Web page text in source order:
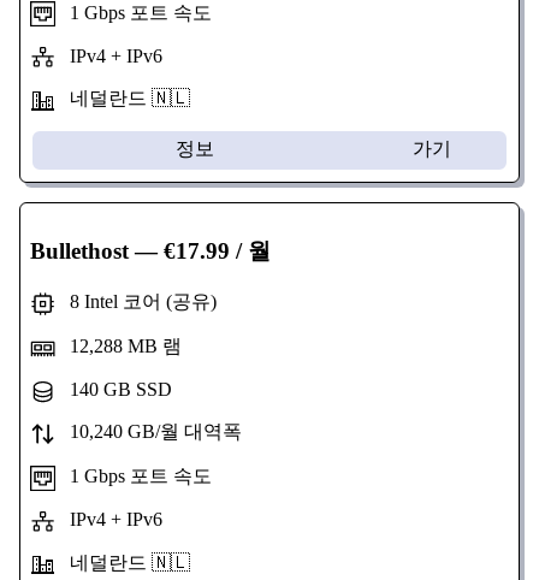
1 Gbps 포트 속도
IPv4 + IPv6
네덜란드 🇳🇱
정보 가기
Bullethost— €17.99 / 월
8 Intel 코어 (공유)
12,288 MB 램
140 GB SSD
10,240 GB/월 대역폭
1 Gbps 포트 속도
IPv4 + IPv6
네덜란드 🇳🇱